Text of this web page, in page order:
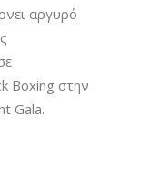
αργυρό
Boxing στην
Gala.